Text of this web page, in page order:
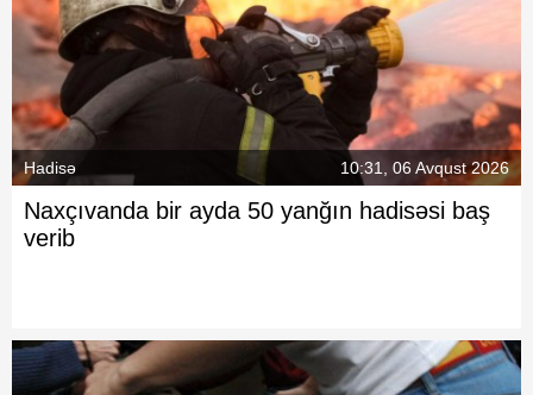
Hadisə 10:31, 06 Avqust 2026
Naxçıvanda bir ayda 50 yanğın hadisəsi baş
verib